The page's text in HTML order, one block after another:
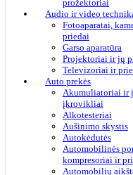
prožektoriai
Audio ir video
Fotoaparatai,
priedai
Garso aparatūra
Projektoriai ir jų
Televizoriai ir
Auto prekės
Akumuliatoriai ir
įkrovikliai
Alkotesteriai
Aušinimo skystis
Autokėdutės
Automobilinės
kompresoriai ir
Automobilių